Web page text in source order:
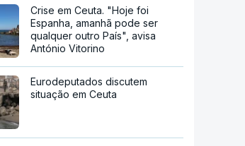
Crise em Ceuta. "Hoje foi
Espanha, amanhã pode ser
qualquer outro País", avisa
António Vitorino
Eurodeputados discutem
situação em Ceuta